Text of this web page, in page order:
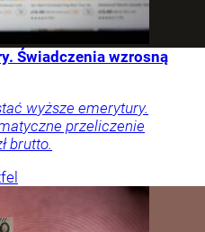
Świadczenia wzrosną
wyższe emerytury.
przeliczenie
brutto.